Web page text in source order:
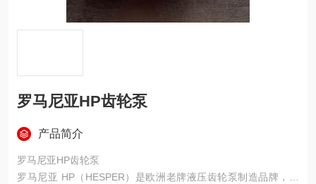
罗马尼亚HP齿轮泵
产品简介
罗马尼亚HP齿轮泵
罗马尼亚 HP（HESPER）是欧洲老牌液压齿轮泵制造品牌，依